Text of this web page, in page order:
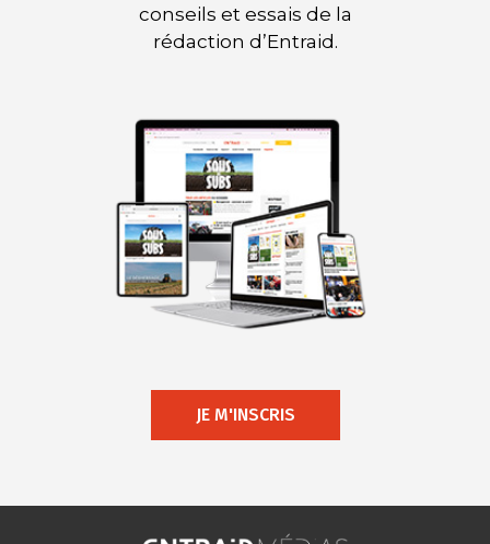
conseils et essais de la
rédaction d’Entraid.
JE M'INSCRIS